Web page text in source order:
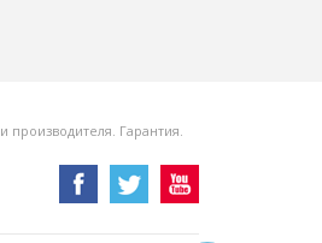
Гарантия.